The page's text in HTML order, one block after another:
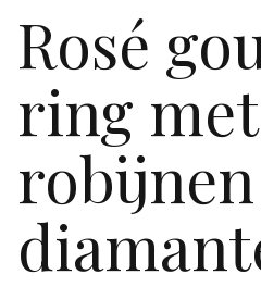
Rosé
ring met